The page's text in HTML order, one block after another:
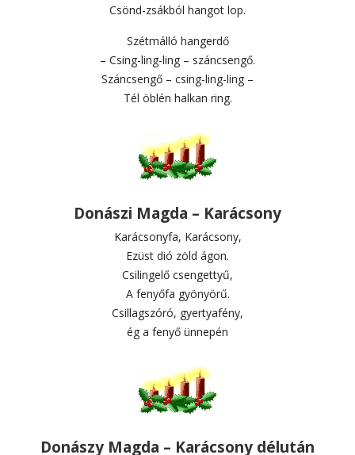
Csönd-zsákból hangot lop.
Szétmálló hangerdő
– Csing-ling-ling – száncsengő.
Száncsengő – csing-ling-ling –
Tél öblén halkan ring.
Donászi Magda – Karácsony
Karácsonyfa, Karácsony,
Ezüst dió zöld ágon.
Csilingelő csengettyű,
A fenyőfa gyönyörű.
Csillagszóró, gyertyafény,
ég a fenyő ünnepén
Donászy Magda – Karácsony délután